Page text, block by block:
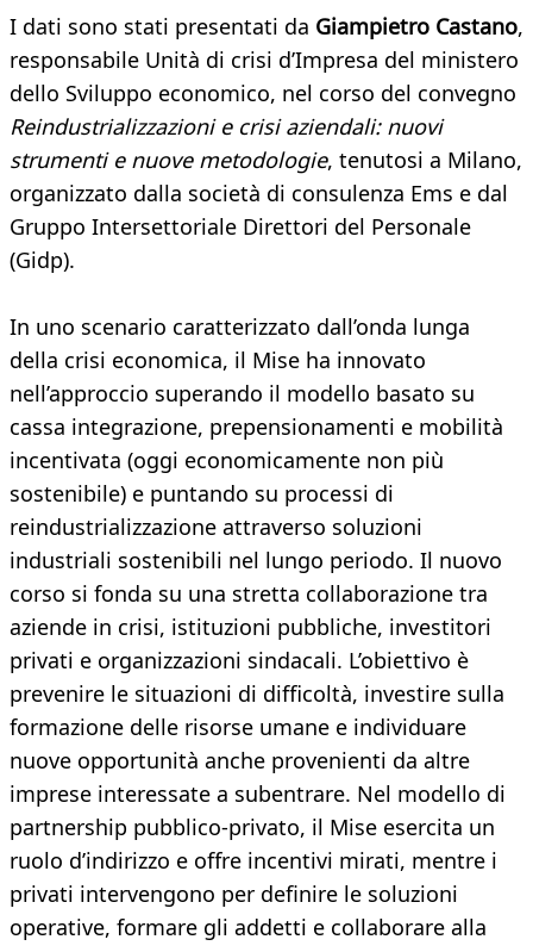
I dati sono stati presentati da Giampietro Castano,
responsabile Unità di crisi d’Impresa del ministero
dello Sviluppo economico, nel corso del convegno
Reindustrializzazioni e crisi aziendali: nuovi
strumenti e nuove metodologie, tenutosi a Milano,
organizzato dalla società di consulenza Ems e dal
Gruppo Intersettoriale Direttori del Personale
(Gidp).
In uno scenario caratterizzato dall’onda lunga
della crisi economica, il Mise ha innovato
nell’approccio superando il modello basato su
cassa integrazione, prepensionamenti e mobilità
incentivata (oggi economicamente non più
sostenibile) e puntando su processi di
reindustrializzazione attraverso soluzioni
industriali sostenibili nel lungo periodo. Il nuovo
corso si fonda su una stretta collaborazione tra
aziende in crisi, istituzioni pubbliche, investitori
privati e organizzazioni sindacali. L’obiettivo è
prevenire le situazioni di difficoltà, investire sulla
formazione delle risorse umane e individuare
nuove opportunità anche provenienti da altre
imprese interessate a subentrare. Nel modello di
partnership pubblico-privato, il Mise esercita un
ruolo d’indirizzo e offre incentivi mirati, mentre i
privati intervengono per definire le soluzioni
operative, formare gli addetti e collaborare alla